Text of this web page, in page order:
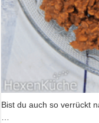
Bist du auch so verrückt
…